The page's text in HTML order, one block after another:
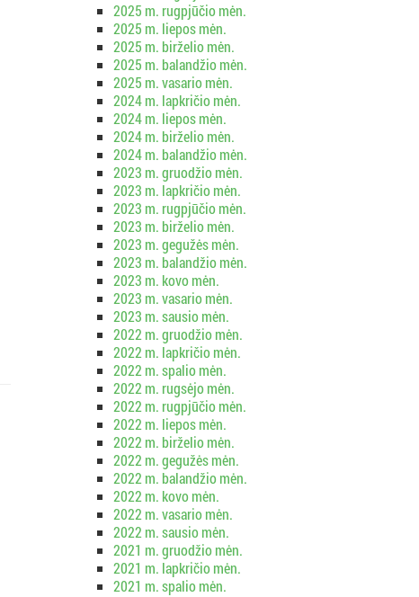
2025 m. rugpjūčio mėn.
2025 m. liepos mėn.
2025 m. birželio mėn.
2025 m. balandžio mėn.
2025 m. vasario mėn.
2024 m. lapkričio mėn.
2024 m. liepos mėn.
2024 m. birželio mėn.
2024 m. balandžio mėn.
2023 m. gruodžio mėn.
2023 m. lapkričio mėn.
2023 m. rugpjūčio mėn.
2023 m. birželio mėn.
2023 m. gegužės mėn.
2023 m. balandžio mėn.
2023 m. kovo mėn.
2023 m. vasario mėn.
2023 m. sausio mėn.
2022 m. gruodžio mėn.
2022 m. lapkričio mėn.
2022 m. spalio mėn.
2022 m. rugsėjo mėn.
2022 m. rugpjūčio mėn.
2022 m. liepos mėn.
2022 m. birželio mėn.
2022 m. gegužės mėn.
2022 m. balandžio mėn.
2022 m. kovo mėn.
2022 m. vasario mėn.
2022 m. sausio mėn.
2021 m. gruodžio mėn.
2021 m. lapkričio mėn.
2021 m. spalio mėn.